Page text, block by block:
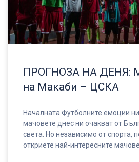
ПРОГНОЗА НА ДЕНЯ:
на Макаби – ЦСКА
Началната Футболните емоции
мачовете днес ни очакват от
света. Но независимо от спорта,
откриете най-интересните мачове